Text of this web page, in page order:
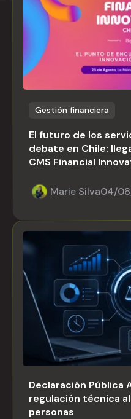
Gestión financiera
El futuro de los
debate en Chile:
CMS Financial
Marie Silva04/
Declaración Pública
regulación técnica
personas